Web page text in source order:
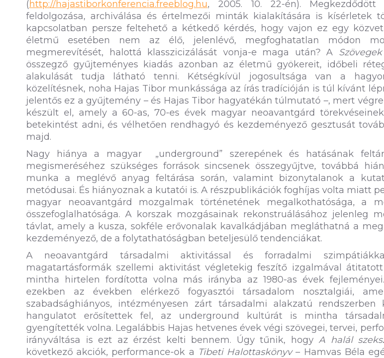
(http://hajastiborkonferencia.freeblog.hu, 2005. 10. 22-én).
feldolgozása, archiválása és értelmezői minták kialakítására is kísérletek
kapcsolatban persze feltehető a kétkedő kérdés, hogy vajon ez egy
életmű esetében nem az élő, jelenlévő, megfoghatatlan módon
megmerevítését, halottá klasszicizálását vonja-e maga után? A Szövegek
összegző gyűjteményes kiadás azonban az életmű gyökereit, időbeli
alakulását tudja látható tenni. Kétségkívül jogosultsága van a
közelítésnek, noha Hajas Tibor munkássága az írás tradícióján is túl kívánt
jelentős ez a gyűjtemény – és Hajas Tibor hagyatékán túlmutató –, mert
készült el, amely a 60-as, 70-es évek magyar neoavantgárd
betekintést adni, és vélhetően rendhagyó és kezdeményező gesztusát
majd.
Nagy hiánya a magyar „underground” szerepének és hatásának
megismeréséhez szükséges források sincsenek összegyűjtve, továbbá
munka a meglévő anyag feltárása során, valamint bizonytalanok a
metódusai. És hiányoznak a kutatói is. A részpublikációk foghíjas volta miatt
magyar neoavantgárd mozgalmak történetének megalkothatósága, a
összefoglalhatósága. A korszak mozgásainak rekonstruálásához jelenleg
távlat, amely a kusza, sokféle erővonalak kavalkádjában megláthatná a
kezdeményező, de a folytathatóságban beteljesülő tendenciákat.
A neoavantgárd társadalmi aktivitással és forradalmi
magatartásformák szellemi aktivitást végletekig feszítő izgalmával átitatott
mintha hirtelen fordította volna más irányba az 1980-as évek
ezekben az években elérkező fogyasztói társadalom nosztalgiái,
szabadsághiányos, intézményesen zárt társadalmi alakzatú rendszerben
hangulatot erősítettek fel, az underground kultúrát is mintha
gyengítették volna. Legalábbis Hajas hetvenes évek végi szövegei, tervei,
irányváltása is ezt az érzést kelti bennem. Úgy tűnik, hogyA halál
következő akciók, performance-ok a Tibeti Halottaskönyv– Hamvas Béla